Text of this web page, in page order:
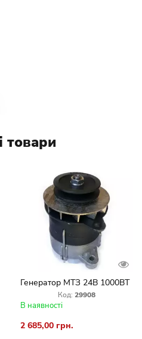
товари
Генератор МТЗ 24В 1000ВТ
Код: 29908
В наявності
2 685,00 грн.